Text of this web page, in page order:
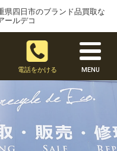
県四日市のブランド品買取な
ールデコ
電話をかける MENU